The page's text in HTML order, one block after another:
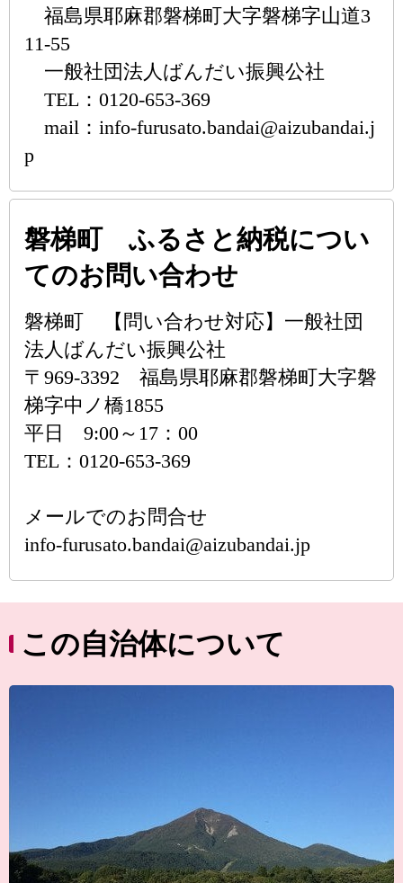
福島県耶麻郡磐梯町大字磐梯字山道3
11-55
一般社団法人ばんだい振興公社
TEL：0120-653-369
mail：info-furusato.bandai@aizubandai.j
p
磐梯町 ふるさと納税につい
てのお問い合わせ
磐梯町 【問い合わせ対応】一般社団
法人ばんだい振興公社
〒969-3392 福島県耶麻郡磐梯町大字磐
梯字中ノ橋1855
平日 9:00～17：00
TEL：0120-653-369
メールでのお問合せ
info-furusato.bandai@aizubandai.jp
この自治体について